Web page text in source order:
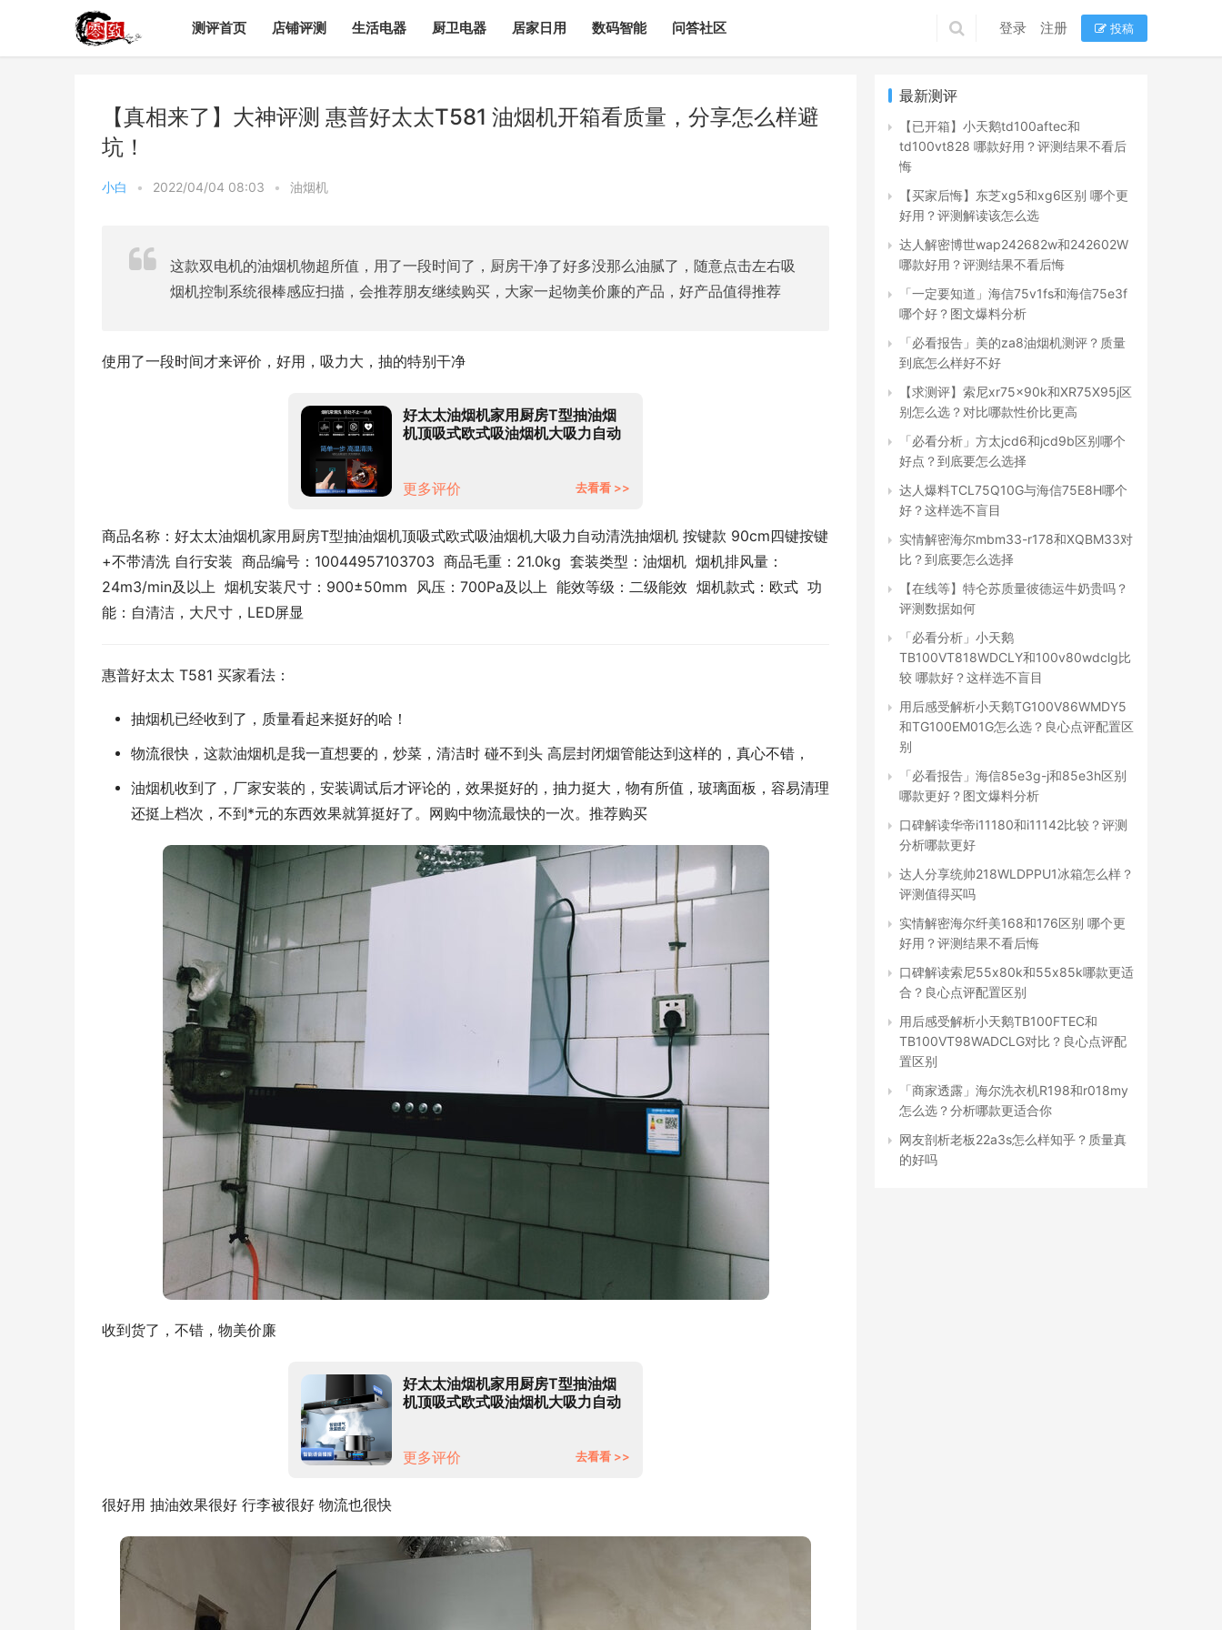
测评首页 店铺评测 生活电器 厨卫电器 居家日用 数码智能 问答社区 登录 注册 投稿
【真相来了】大神评测 惠普好太太T581 油烟机开箱看质量，分享怎么样避
坑！
小白 • 2022/04/04 08:03 • 油烟机
这款双电机的油烟机物超所值，用了一段时间了，厨房干净了好多没那么油腻了，随意点击左右吸
烟机控制系统很棒感应扫描，会推荐朋友继续购买，大家一起物美价廉的产品，好产品值得推荐
使用了一段时间才来评价，好用，吸力大，抽的特别干净
好太太油烟机家用厨房T型抽油烟
机顶吸式欧式吸油烟机大吸力自动
更多评价
去看看 >>
商品名称：好太太油烟机家用厨房T型抽油烟机顶吸式欧式吸油烟机大吸力自动清洗抽烟机 按键款 90cm四键按键
+不带清洗 自行安装  商品编号：10044957103703  商品毛重：21.0kg  套装类型：油烟机  烟机排风量：
24m3/min及以上  烟机安装尺寸：900±50mm  风压：700Pa及以上  能效等级：二级能效  烟机款式：欧式  功
能：自清洁，大尺寸，LED屏显
惠普好太太 T581 买家看法：
抽烟机已经收到了，质量看起来挺好的哈！
物流很快，这款油烟机是我一直想要的，炒菜，清洁时 碰不到头 高层封闭烟管能达到这样的，真心不错，
油烟机收到了，厂家安装的，安装调试后才评论的，效果挺好的，抽力挺大，物有所值，玻璃面板，容易清理
还挺上档次，不到*元的东西效果就算挺好了。网购中物流最快的一次。推荐购买
收到货了，不错，物美价廉
好太太油烟机家用厨房T型抽油烟
机顶吸式欧式吸油烟机大吸力自动
更多评价
去看看 >>
很好用 抽油效果很好 行李被很好 物流也很快
最新测评
【已开箱】小天鹅td100aftec和
td100vt828 哪款好用？评测结果不看后
悔
【买家后悔】东芝xg5和xg6区别 哪个更
好用？评测解读该怎么选
达人解密博世wap242682w和242602W
哪款好用？评测结果不看后悔
「一定要知道」海信75v1fs和海信75e3f
哪个好？图文爆料分析
「必看报告」美的za8油烟机测评？质量
到底怎么样好不好
【求测评】索尼xr75x90k和XR75X95j区
别怎么选？对比哪款性价比更高
「必看分析」方太jcd6和jcd9b区别哪个
好点？到底要怎么选择
达人爆料TCL75Q10G与海信75E8H哪个
好？这样选不盲目
实情解密海尔mbm33-r178和XQBM33对
比？到底要怎么选择
【在线等】特仑苏质量彼德运牛奶贵吗？
评测数据如何
「必看分析」小天鹅
TB100VT818WDCLY和100v80wdclg比
较 哪款好？这样选不盲目
用后感受解析小天鹅TG100V86WMDY5
和TG100EM01G怎么选？良心点评配置区
别
「必看报告」海信85e3g-j和85e3h区别
哪款更好？图文爆料分析
口碑解读华帝i11180和i11142比较？评测
分析哪款更好
达人分享统帅218WLDPPU1冰箱怎么样？
评测值得买吗
实情解密海尔纤美168和176区别 哪个更
好用？评测结果不看后悔
口碑解读索尼55x80k和55x85k哪款更适
合？良心点评配置区别
用后感受解析小天鹅TB100FTEC和
TB100VT98WADCLG对比？良心点评配
置区别
「商家透露」海尔洗衣机R198和r018my
怎么选？分析哪款更适合你
网友剖析老板22a3s怎么样知乎？质量真
的好吗